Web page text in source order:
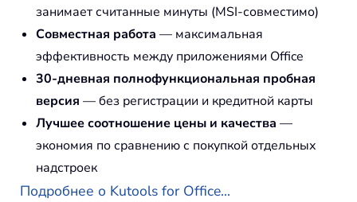
занимает считанные минуты (MSI-совместимо)
Совместная работа — максимальная
эффективность между приложениями Office
30-дневная полнофункциональная пробная
версия — без регистрации и кредитной карты
Лучшее соотношение цены и качества —
экономия по сравнению с покупкой отдельных
надстроек
Подробнее о Kutools for Office...